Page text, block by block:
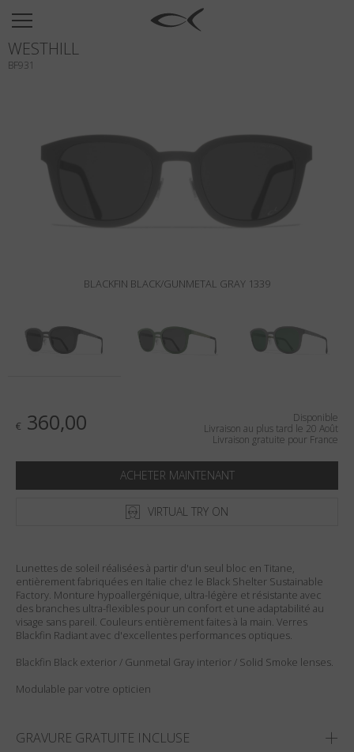
SUN
OPTICAL
TITANIUM
NEWSROOM
Liste de souhaits
BLACKFIN BLACK/GUNMETAL GRAY 1339
€ 360,00
Disponible
Livraison au plus tard le 20 Août
Livraison gratuite pour France
ACHETER MAINTENANT
VIRTUAL TRY ON
Lunettes de soleil réalisées à partir d'un seul bloc en Titane,
entièrement fabriquées en Italie chez le Black Shelter Sustainable
Factory. Monture hypoallergénique, ultra-légère et résistante avec
des branches ultra-flexibles pour un confort et une adaptabilité au
visage sans pareil. Couleurs entièrement faites à la main. Verres
Blackfin Radiant avec d'excellentes performances optiques.
Blackfin Black exterior / Gunmetal Gray interior / Solid Smoke lenses.
Modulable par votre opticien
GRAVURE GRATUITE INCLUSE
WESTHILL
BF931